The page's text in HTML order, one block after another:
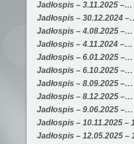
Jadłospis – 3.11.2025 –…
Jadłospis – 30.12.2024
Jadłospis – 4.08.2025 –…
Jadłospis – 4.11.2024 –…
Jadłospis – 6.01.2025 –…
Jadłospis – 6.10.2025 –…
Jadłospis – 8.09.2025 –…
Jadłospis – 8.12.2025 –…
Jadłospis – 9.06.2025 –…
Jadłospis – 10.11.2025 –
Jadłospis – 12.05.2025 –